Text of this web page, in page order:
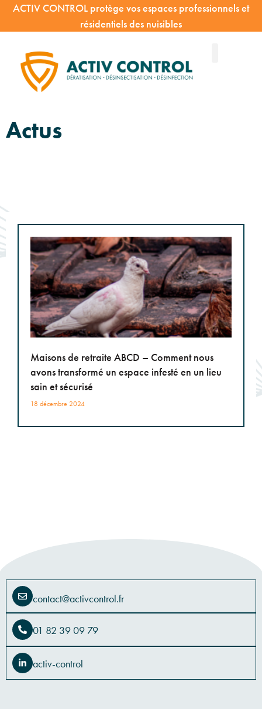
ACTIV CONTROL protège vos espaces professionnels et
résidentiels des nuisibles
Actus
Maisons de retraite ABCD – Comment nous
avons transformé un espace infesté en un lieu
sain et sécurisé
18 décembre 2024
contact@activcontrol.fr
01 82 39 09 79
activ-control